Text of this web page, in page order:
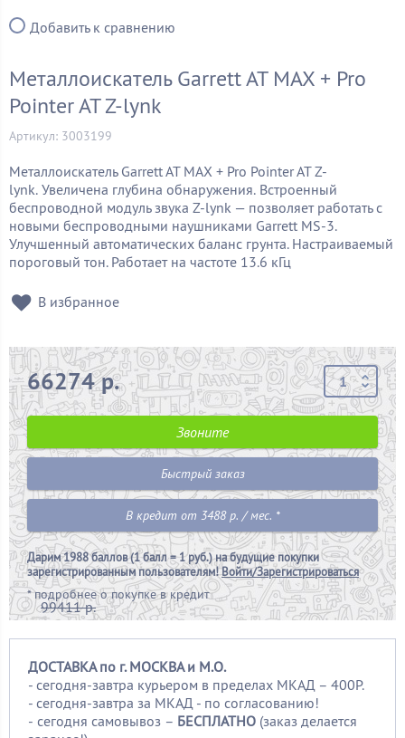
Добавить к сравнению
Металлоискатель Garrett AT MAX + Pro
Pointer AT Z-lynk
Артикул: 3003199
Металлоискатель Garrett AT MAX + Pro Pointer AT Z-
lynk. Увеличена глубина обнаружения. Встроенный
беспроводной модуль звука Z-lynk — позволяет работать с
новыми беспроводными наушниками Garrett MS-3.
Улучшенный автоматических баланс грунта. Настраиваемый
пороговый тон. Работает на частоте 13.6 кГц
В избранное
66274 р.
99411 р.
Звоните
Быстрый заказ
В кредит от 3488 р. / мес. *
Дарим1988 баллов (1 балл = 1 руб.)на будущие покупки
зарегистрированным пользователям!Войти/Зарегистрироваться
*подробнее о покупке в кредит
ДОСТАВКА по г. МОСКВА и М.О.
- сегодня-завтра курьером в пределах МКАД – 400Р.
- сегодня-завтра за МКАД - по согласованию!
- сегодня самовывоз – БЕСПЛАТНО (заказ делается